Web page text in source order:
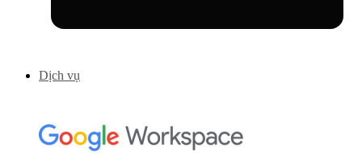
Dịch vụ